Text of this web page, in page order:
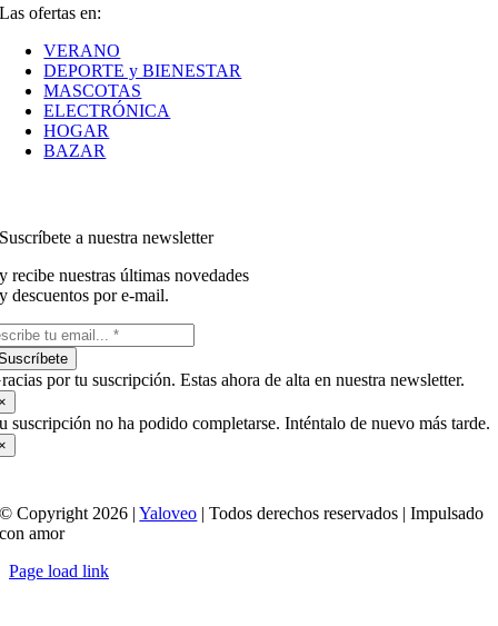
Las ofertas en:
VERANO
DEPORTE y BIENESTAR
MASCOTAS
ELECTRÓNICA
HOGAR
BAZAR
Suscríbete a nuestra newsletter
y recibe nuestras últimas novedades
y descuentos por e-mail.
por tu suscripción. Estas ahora de alta en nuestra newsletter.
suscripción no ha podido completarse. Inténtalo de nuevo más tarde.
© Copyright 2026 |Yaloveo | Todos derechos reservados | Impulsado
con amor
Page load link